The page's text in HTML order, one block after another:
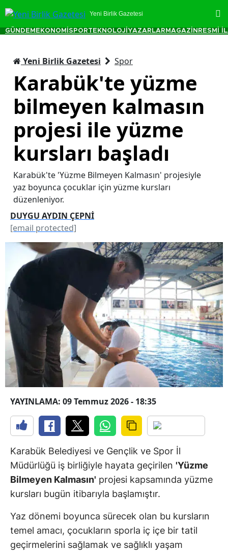
Yeni Birlik Gazetesi
GÜNDEM EKONOMİ SPORTEKNOLOJİ YAZARLAR MAGAZİN RESMİ
Yeni Birlik Gazetesi Spor
Karabük'te yüzme
bilmeyen kalmasın
projesi ile yüzme
kursları başladı
Karabük'te 'Yüzme Bilmeyen Kalmasın' projesiyle
yaz boyunca çocuklar için yüzme kursları
düzenleniyor.
DUYGU AYDIN ÇEPNİ
[email protected]
YAYINLAMA: 09 Temmuz 2026 - 18:35
Karabük Belediyesi ve Gençlik ve Spor İl
Müdürlüğü iş birliğiyle hayata geçirilen 'Yüzme
Bilmeyen Kalmasın' projesi kapsamında yüzme
kursları bugün itibarıyla başlamıştır.
Yaz dönemi boyunca sürecek olan bu kursların
temel amacı, çocukların sporla iç içe bir tatil
geçirmelerini sağlamak ve sağlıklı yaşam